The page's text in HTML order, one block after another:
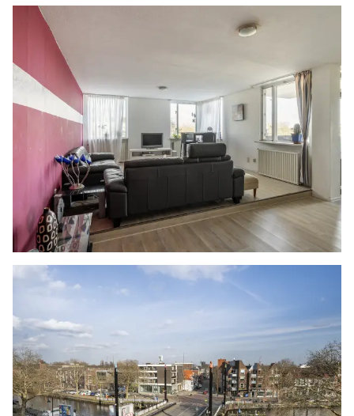
keuken en er is een deur naar het balkon en de
hoofdslaapkamer.
De keuken is opgesteld in een hoek met een
betegelde achterwand. Er is diverse apparatuur
aanwezig en in de keuken is zelfs ruimte voor
een compacte eethoek.
Het balkon is fijn overdekt en biedt net als de
woonkamer een fraai uitzicht over de stad en de
haven. De ondergrond is voorzien van tegels en
de stenen balustrade is onderbroken met twee
glaspanelen.
De hoofdslaapkamer is gelegen naast de
woonkamer en kijkt ook uit over de haven. Hier
is naast een tweepersoonsbed ook ruimte voor
een garderobekast.
De moderne badkamer is volledig betegeld en